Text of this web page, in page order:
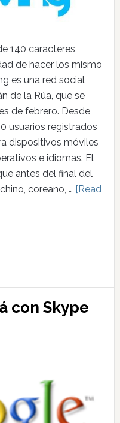
140 caracteres,
de hacer los mismo
es una red social
de la Rúa, que se
de febrero. Desde
usuarios registrados
dispositivos móviles
e idiomas. El
antes del final del
coreano, … [Read
con Skype